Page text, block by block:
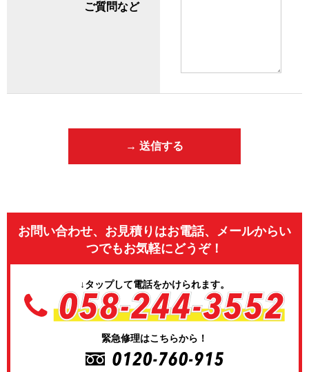
ご質問など
お問い合わせ、お見積りはお電話、メールからい
つでもお気軽にどうぞ！
↓タップして電話をかけられます。
緊急修理はこちらから！